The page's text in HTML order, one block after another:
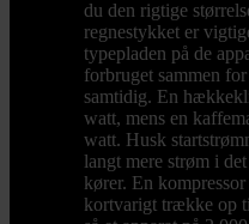
du den rigtige
regnestykket er
typepladen på de
forbruget sammen
samtidig. En
watt, mens en
watt. Husk
langt mere strøm i
kører. En
kortvarigt trække op